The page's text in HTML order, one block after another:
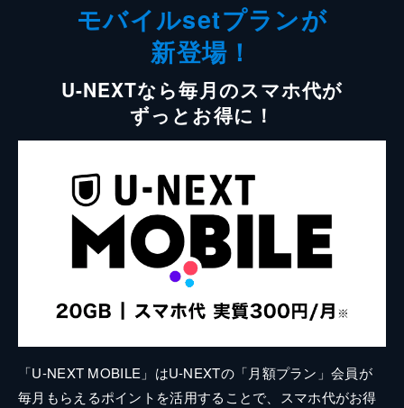
モバイルsetプランが
新登場！
U-NEXTなら毎月のスマホ代が
ずっとお得に！
「U-NEXT MOBILE」はU-NEXTの「月額プラン」会員が
毎月もらえるポイントを活用することで、スマホ代がお得